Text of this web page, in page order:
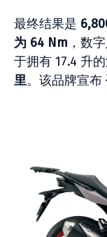
最终结果是
为 64 Nm ，数
于拥有 17.4 升
里。该品牌宣布